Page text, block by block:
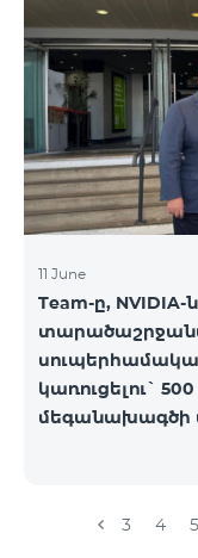
ստորև
սակագնային փաթեթ Նոր
Բիզնես 2000 PRO 1900 Բիզնես 3000 Pro Special 1
11 June
Team-ը,
կառուցելու`
մեգանախագծի
3 4 5